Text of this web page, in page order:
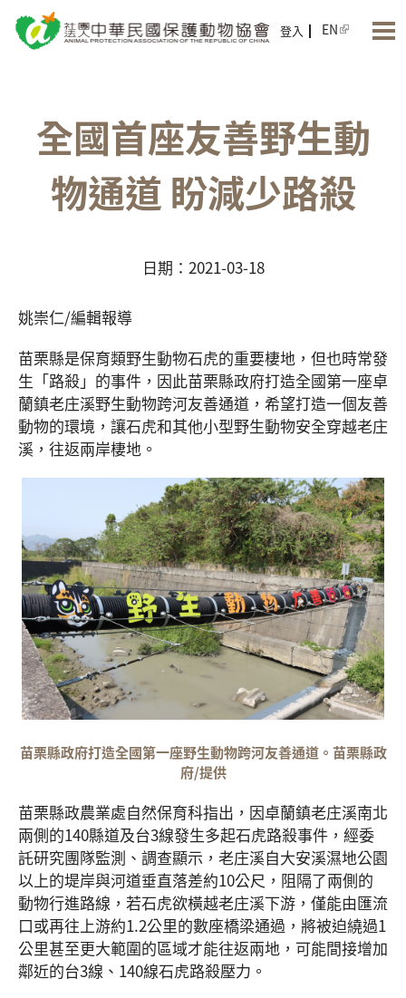
登入 EN
全國首座友善野生動
物通道 盼減少路殺
日期：2021-03-18
姚崇仁/編輯報導
苗栗縣是保育類野生動物石虎的重要棲地，但也時常發
生「路殺」的事件，因此苗栗縣政府打造全國第一座卓
蘭鎮老庄溪野生動物跨河友善通道，希望打造一個友善
動物的環境，讓石虎和其他小型野生動物安全穿越老庄
溪，往返兩岸棲地。
苗栗縣政府打造全國第一座野生動物跨河友善通道。苗栗縣政
府/提供
苗栗縣政農業處自然保育科指出，因卓蘭鎮老庄溪南北
兩側的140縣道及台3線發生多起石虎路殺事件，經委
託研究團隊監測、調查顯示，老庄溪自大安溪濕地公園
以上的堤岸與河道垂直落差約10公尺，阻隔了兩側的
動物行進路線，若石虎欲橫越老庄溪下游，僅能由匯流
口或再往上游約1.2公里的數座橋梁通過，將被迫繞過1
公里甚至更大範圍的區域才能往返兩地，可能間接增加
鄰近的台3線、140線石虎路殺壓力。